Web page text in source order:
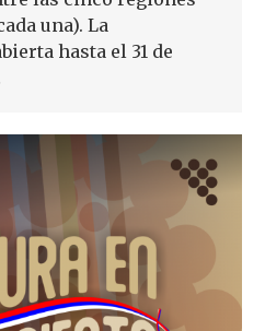
una). La
hasta el 31 de